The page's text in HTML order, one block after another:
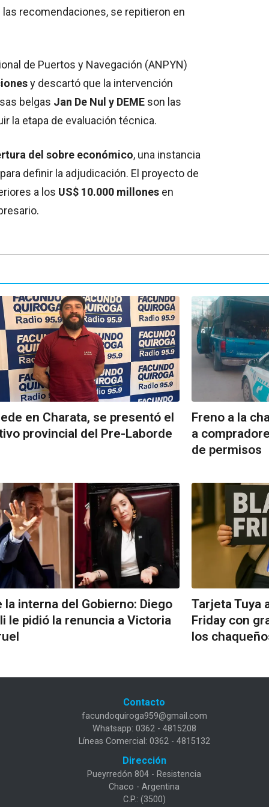
recomendaciones, se repitieron en
de Puertos y Navegación (ANPYN)
y descartó que la intervención
belgas Jan De Nul y DEME son las
la etapa de evaluación técnica.
del sobre económico, una instancia
definir la adjudicación. El proyecto de
a los US$ 10.000 millones en
en Charata, se presentó el
provincial del Pre-Laborde
Freno a la
a
de permisos
la interna del Gobierno: Diego
le pidió la renuncia a Victoria
Tarjeta Tuya
Friday con
los
Contacto
facundoquiroga959@gmail.com
Whatsapp: 0362 - 4815208
Líneas Comercial: 0362 - 4815132
Dirección
Pueyrredón 804 - Resistencia
Chaco - Argentina
C.P.: (3500)